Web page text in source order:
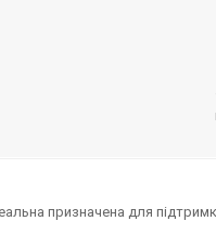
призначена для